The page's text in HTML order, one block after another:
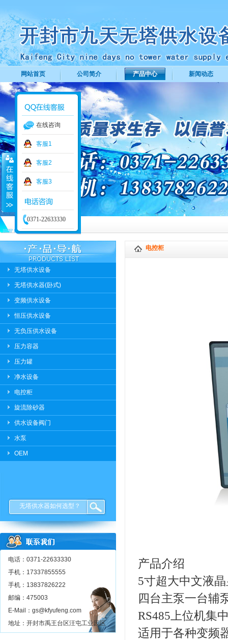
网站首页 公司简介 产品中心 新闻动态
无塔供水设备
无塔供水器(卧式)
变频供水设备
恒压供水设备
无负压供水设备
压力容器
压力罐
净水设备
电控柜
旋流除砂器
供水设备阀门
水泵
OEM
无塔供水器如何选型？
电话：0371-22633330
手机：17337855555
手机：13837826222
邮编：475003
E-Mail：gs@kfyufeng.com
地址：开封市禹王台区汪屯工业园区
电控柜
产品介绍
5寸超大中文液
四台主泵一台辅
RS485上位机集
适用于各种变频
在线咨询
客服1
客服2
客服3
0371-22633330